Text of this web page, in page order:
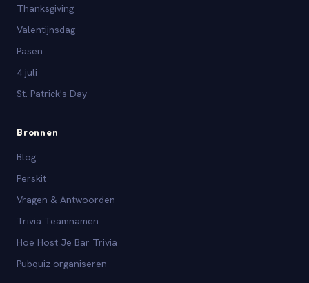
Thanksgiving
Valentijnsdag
Pasen
4 juli
St. Patrick's Day
Bronnen
Blog
Perskit
Vragen & Antwoorden
Trivia Teamnamen
Hoe Host Je Bar Trivia
Pubquiz organiseren